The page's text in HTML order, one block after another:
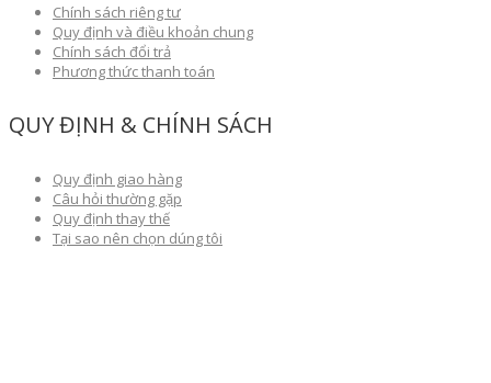
Chính sách riêng tư
Quy định và điều khoản chung
Chính sách đổi trả
Phương thức thanh toán
QUY ĐỊNH & CHÍNH SÁCH
Quy định giao hàng
Câu hỏi thường gặp
Quy định thay thế
Tại sao nên chọn dúng tôi